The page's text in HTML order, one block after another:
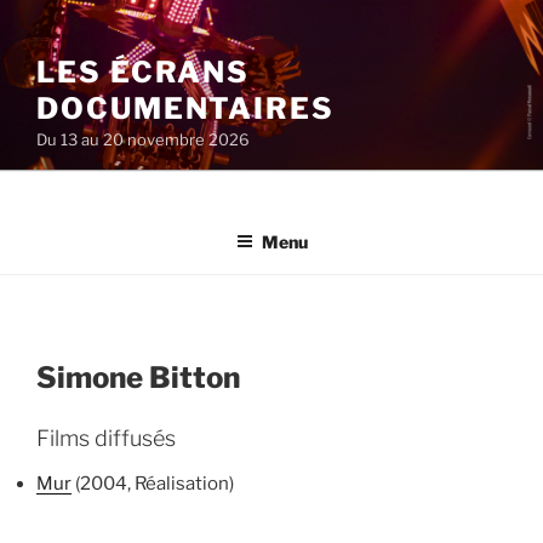
au
contenu
principal
LES ÉCRANS
DOCUMENTAIRES
Du 13 au 20 novembre 2026
Menu
Simone Bitton
Films diffusés
Mur (2004, Réalisation)